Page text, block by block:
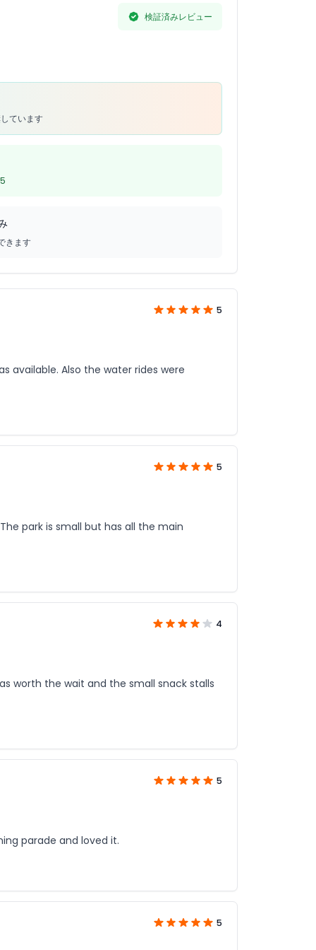
検証済みレビュー
ています
きます
5
available. Also the water rides were
5
park is small but has all the main
4
worth the wait and the small snack stalls
5
parade and loved it.
5